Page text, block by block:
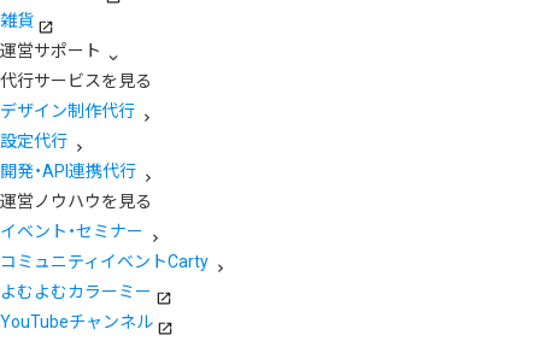
雑貨
運営サポート
代行サービスを見る
デザイン制作代行
設定代行
開発・API連携代行
運営ノウハウを見る
イベント・セミナー
コミュニティイベントCarty
よむよむカラーミー
YouTubeチャンネル